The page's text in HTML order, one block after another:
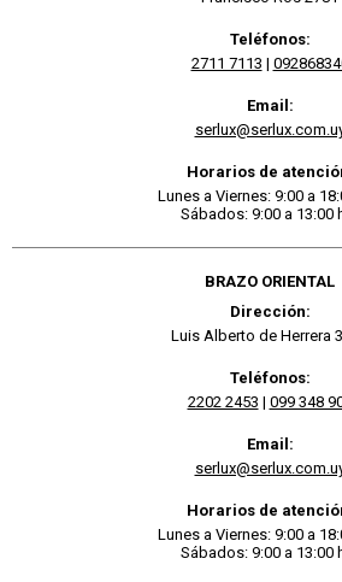
Teléfonos:
2711 7113 |
Email:
Horarios de
Lunes a Viernes: 9:00 a
Sábados: 9:00 a 13:00
BRAZO ORIENTAL
Dirección:
Luis Alberto de Herrera
Teléfonos:
2202 2453 | 099 348
Email:
Horarios de
Lunes a Viernes: 9:00 a
Sábados: 9:00 a 13:00